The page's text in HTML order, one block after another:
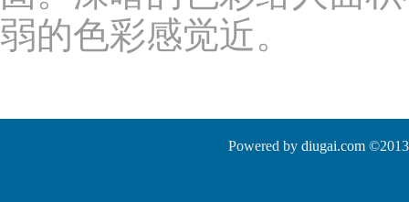
弱的色彩感觉近。
Powered by diugai.com